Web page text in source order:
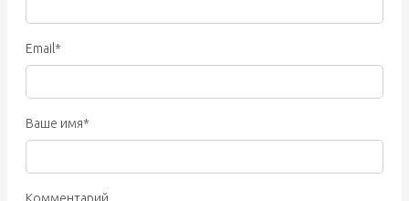
Email*
Ваше имя*